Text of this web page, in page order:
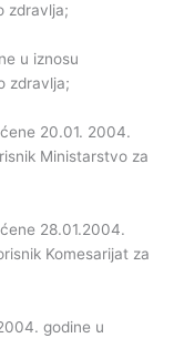
zdravlja;
u iznosu
zdravlja;
20.01. 2004.
Ministarstvo za
28.01.2004.
Komesarijat za
godine u